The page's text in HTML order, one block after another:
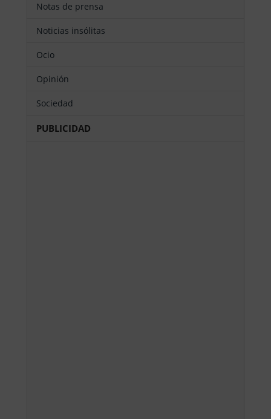
Notas de prensa
Noticias insólitas
Ocio
Opinión
Sociedad
PUBLICIDAD